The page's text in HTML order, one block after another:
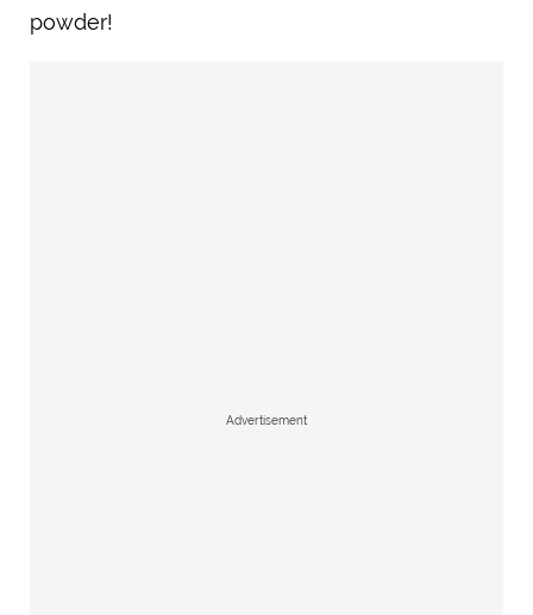
powder!
Advertisement